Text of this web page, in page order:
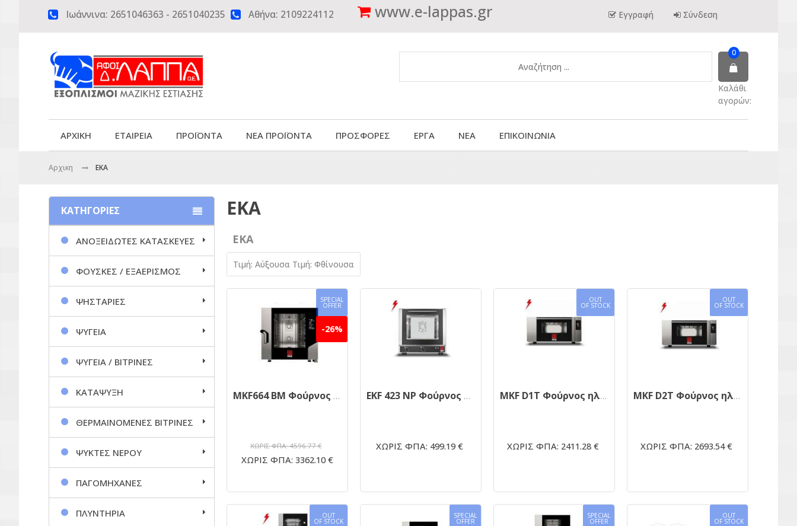
 Ιωάννινα: 2651046363 - 2651040235  Αθήνα: 2109224112 www.e-lappas.gr Εγγραφή Σύνδεση
Καλάθι
αγορών:
0
ΑΡΧΙΚΗ ΕΤΑΙΡΕΙΑ ΠΡΟΪΟΝΤΑ ΝΕΑ ΠΡΟΪΟΝΤΑ ΠΡΟΣΦΟΡΕΣ ΕΡΓΑ ΝΕΑ ΕΠΙΚΟΙΝΩΝΙΑ
Αρχικη EKA
EKA
EKA
Τιμή: Αύξουσα Τιμή: Φθίνουσα
SPECIAL
OFFER
-26%
MKF664 BM Φούρνος κυκλοθερμικός 6 θέσεων 600x400 απευθείας ψεκασμού
ΧΩΡΙΣ ΦΠΑ: 4596.77 €
ΧΩΡΙΣ ΦΠΑ: 3362.10 €
EKF 423 NP Φούρνος ηλεκτρικός κυκλοθερμικός
ΧΩΡΙΣ ΦΠΑ: 499.19 €
OUT
OF STOCK
MKF D1T Φούρνος ηλεκτρικός στατικός με ατμό
ΧΩΡΙΣ ΦΠΑ: 2411.28 €
OUT
OF STOCK
MKF D2T Φούρνος ηλεκτρικός στατικός με ατμό
ΧΩΡΙΣ ΦΠΑ: 2693.54 €
OUT
OF STOCK
SPECIAL
OFFER
SPECIAL
OFFER
OUT
OF STOCK
ΚΑΤΗΓΟΡΙΕΣ
ΑΝΟΞΕΙΔΩΤΕΣ ΚΑΤΑΣΚΕΥΕΣ
ΦΟΥΣΚΕΣ / ΕΞΑΕΡΙΣΜΟΣ
ΨΗΣΤΑΡΙΕΣ
ΨΥΓΕΙΑ
ΨΥΓΕΙΑ / ΒΙΤΡΙΝΕΣ
ΚΑΤΑΨΥΞΗ
ΘΕΡΜΑΙΝΟΜΕΝΕΣ ΒΙΤΡΙΝΕΣ
ΨΥΚΤΕΣ ΝΕΡΟΥ
ΠΑΓΟΜΗΧΑΝΕΣ
ΠΛΥΝΤΗΡΙΑ